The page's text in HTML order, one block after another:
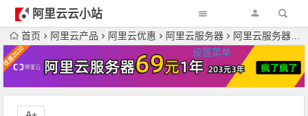
阿里云云小站
设置菜单
首页 阿里云产品 阿里云优惠 阿里云服务器 阿里云服务器如何购买？三种购买阿里云服务器方式教程分享